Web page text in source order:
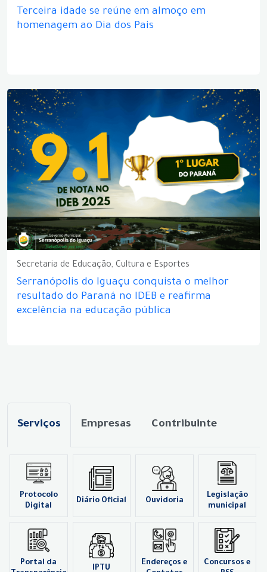
Terceira idade se reúne em almoço em
homenagem ao Dia dos Pais
Secretaria de Educação, Cultura e Esportes
Serranópolis do Iguaçu conquista o melhor
resultado do Paraná no IDEB e reafirma
excelência na educação pública
Serviços Empresas Contribuinte
Protocolo
Digital
Diário Oficial Ouvidoria
Legislação
municipal
Portal da
IPTU
Endereços e
Concursos e